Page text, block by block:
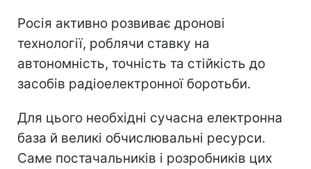
Росія активно розвиває дронові
технології, роблячи ставку на
автономність, точність та стійкість до
засобів радіоелектронної боротьби.
Для цього необхідні сучасна електронна
база й великі обчислювальні ресурси.
Саме постачальників і розробників цих